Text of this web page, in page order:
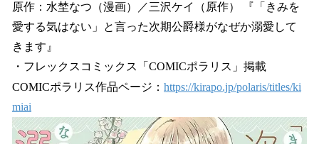
原作：水埜なつ（漫画）／三沢ケイ（原作） 『「きみを
愛する気はない」と言った次期公爵様がなぜか溺愛して
きます』
・フレックスコミックス「COMICポラリス」掲載
COMICポラリス作品ページ： https://kirapo.jp/polaris/titles/ki
miai